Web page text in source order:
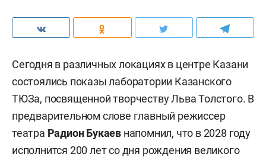
Сегодня в различных локациях в центре Казани
состоялись показы лаборатории Казанского
ТЮЗа, посвященной творчеству Льва Толстого. В
предварительном слове главный режиссер
театра Радион Букаев напомнил, что в 2028 году
исполнится 200 лет со дня рождения великого